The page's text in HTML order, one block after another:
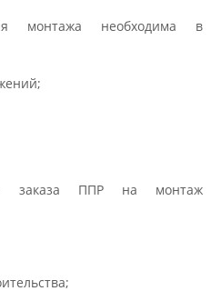
монтажа необходима в
заказа ППР на монтаж